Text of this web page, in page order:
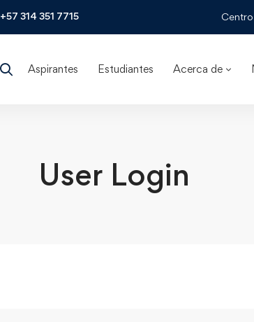
+57 314 351 7715
Aspirantes Estudiantes Acerca de
User Login